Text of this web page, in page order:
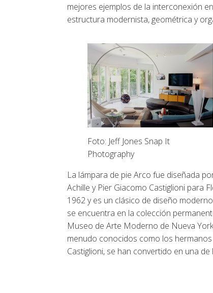
mejores ejemplos de la interconexión
estructura modernista, geométrica y
Foto: Jeff Jones Snap It
Photography
La lámpara de pie Arco fue diseñada
Achille y Pier Giacomo Castiglioni para
1962 y es un clásico de diseño
se encuentra en la colección
Museo de Arte Moderno de Nueva
menudo conocidos como los hermanos
Castiglioni, se han convertido en una de